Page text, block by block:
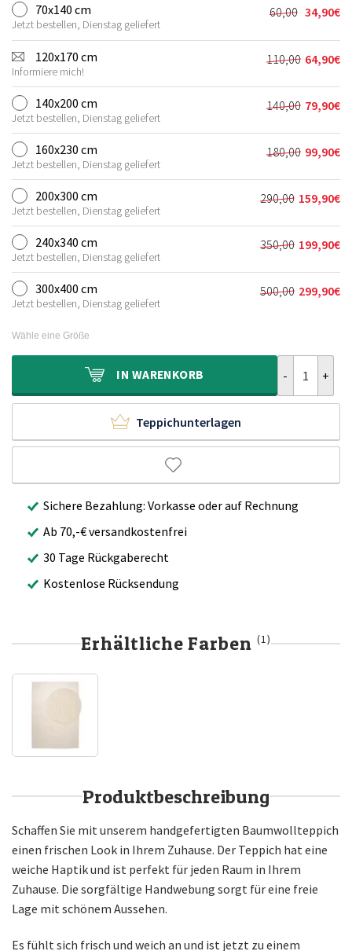
70x140 cm
Jetzt bestellen, Dienstag geliefert
60,00
Preis
war:
60,00€
34,90€
Aktueller
Preis
ist:
34,90€.
120x170 cm
Informiere mich!
110,00
Preis
war:
110,00€
64,90€
Aktueller
Preis
ist:
64,90€.
140x200 cm
Jetzt bestellen, Dienstag geliefert
140,00
Preis
war:
140,00€
79,90€
Aktueller
Preis
ist:
79,90€.
160x230 cm
Jetzt bestellen, Dienstag geliefert
180,00
Preis
war:
180,00€
99,90€
Aktueller
Preis
ist:
99,90€.
200x300 cm
Jetzt bestellen, Dienstag geliefert
290,00
Preis
war:
290,00€
159,90€
Aktueller
Preis
ist:
159,90€.
240x340 cm
Jetzt bestellen, Dienstag geliefert
350,00
Preis
war:
350,00€
199,90€
Aktueller
Preis
ist:
199,90€.
300x400 cm
Jetzt bestellen, Dienstag geliefert
500,00 299,90€
Aktueller
Wähle eine Größe
IN WARENKORB
Teppichunterlagen
Sichere Bezahlung: Vorkasse oder auf Rechnung
Ab 70,-€ versandkostenfrei
30 Tage Rückgaberecht
Kostenlose Rücksendung
Erhältliche Farben(1)
Produktbeschreibung
Schaffen Sie mit unserem handgefertigten Baumwollteppich
einen frischen Look in Ihrem Zuhause. Der Teppich hat eine
weiche Haptik und ist perfekt für jeden Raum in Ihrem
Zuhause. Die sorgfältige Handwebung sorgt für eine freie
Lage mit schönem Aussehen.
Es fühlt sich frisch und weich an und ist jetzt zu einem